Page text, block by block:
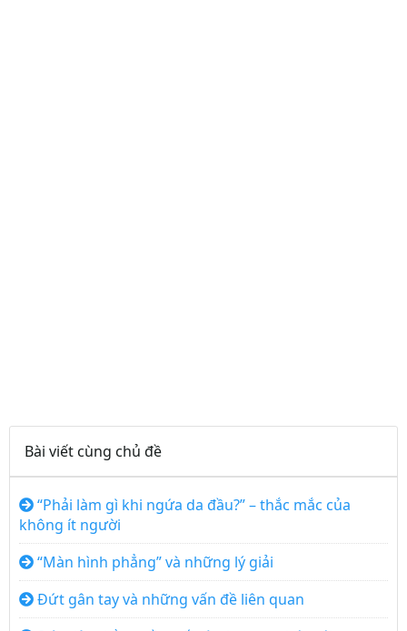
Bài viết cùng chủ đề
“Phải làm gì khi ngứa da đầu?” – thắc mắc của
không ít người
“Màn hình phẳng” và những lý giải
Đứt gân tay và những vấn đề liên quan